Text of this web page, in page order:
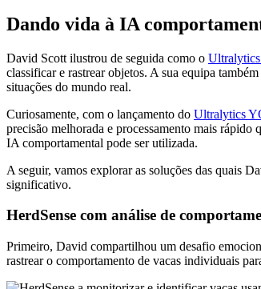
Dando vida à IA
David Scott ilustrou de seguida como o
classificar e rastrear objetos. A sua equipa
situações do mundo real.
Curiosamente, com o lançamento do Ultralytics
precisão melhorada e processamento mais rápido
IA comportamental pode ser utilizada.
A seguir, vamos explorar as soluções das quais
significativo.
HerdSense com análise de
Primeiro, David compartilhou um desafio
rastrear o comportamento de vacas individuais